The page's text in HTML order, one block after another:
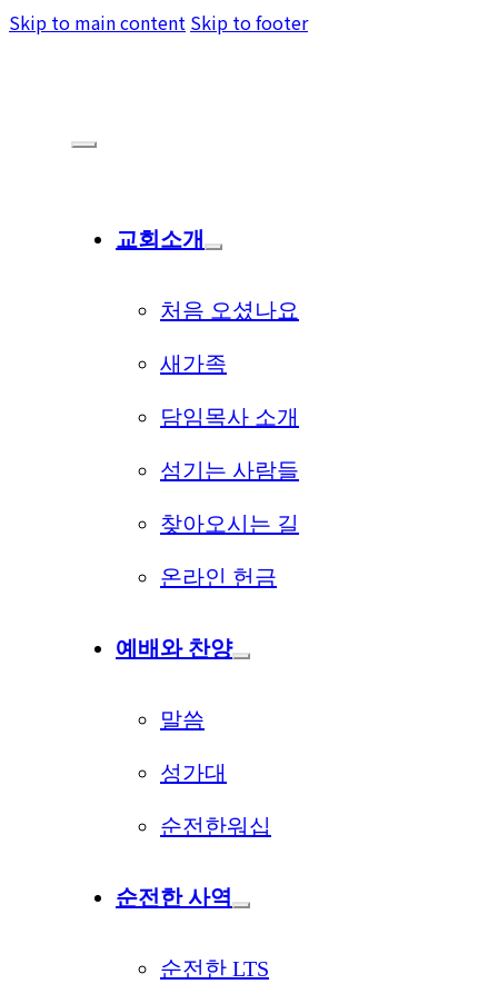
Skip to main content Skip to footer
교회소개
처음 오셨나요
새가족
담임목사 소개
섬기는 사람들
찾아오시는 길
온라인 헌금
예배와 찬양
말씀
성가대
순전한워십
순전한 사역
순전한 LTS